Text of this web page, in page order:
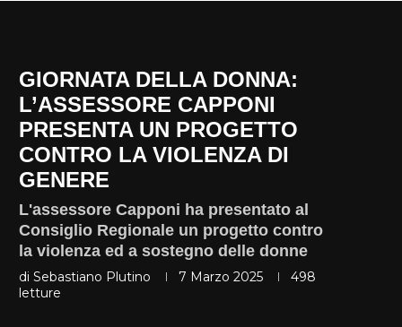
GIORNATA DELLA DONNA:
L’ASSESSORE CAPPONI
PRESENTA UN PROGETTO
CONTRO LA VIOLENZA DI
GENERE
L'assessore Capponi ha presentato al
Consiglio Regionale un progetto contro
la violenza ed a sostegno delle donne
di Sebastiano Plutino 7 Marzo 2025
498
letture